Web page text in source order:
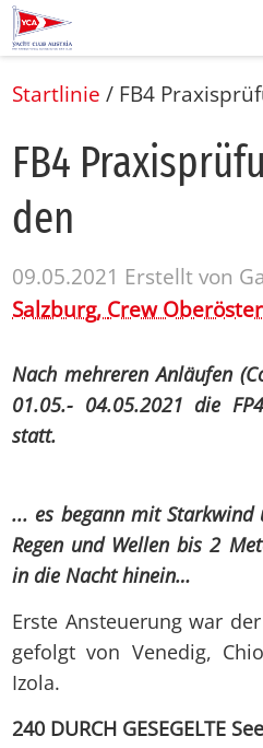
Startlinie / FB4
FB4
den
09.05.2021 Erstellt von
Salzburg, Crew
Nach mehreren Anläufen
01.05.- 04.05.2021 die
statt.
... es begann mit Starkwind
Regen und Wellen bis 2
in die Nacht hinein…
Erste Ansteuerung war
gefolgt von Venedig,
Izola.
240 DURCH GESEGELTE